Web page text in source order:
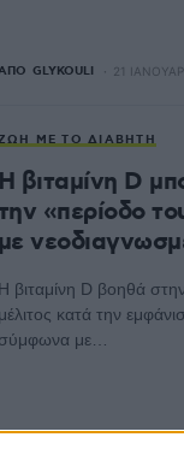
GLYKOULI 21
ΜΕ ΤΟ ΔΙΑΒΉΤΗ
Η βιταμίνη D
«περίοδο
με
Η βιταμίνη D βοηθά
μέλιτος κατά την
σύμφωνα με…